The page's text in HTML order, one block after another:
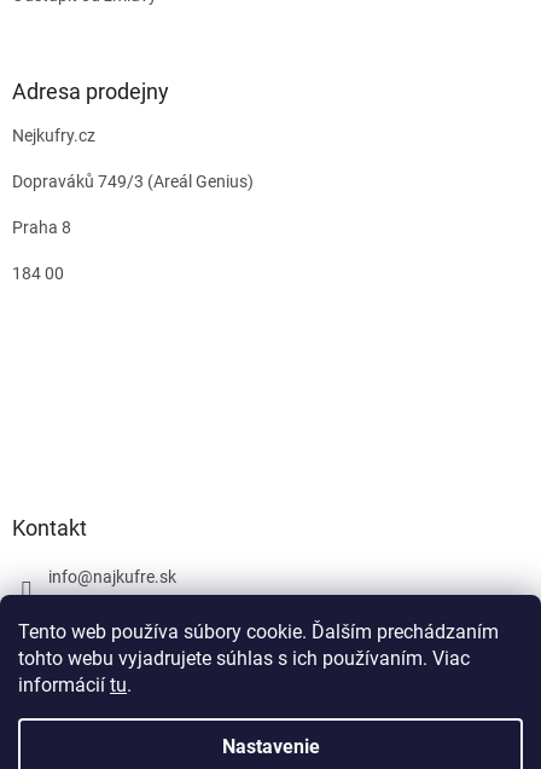
Tento web používa súbory cookie. Ďalším prechádzaním
tohto webu vyjadrujete súhlas s ich používaním. Viac
informácií tu.
Nastavenie
Adresa prodejny
Nejkufry.cz
Dopraváků 749/3 (Areál Genius)
Praha 8
184 00
Kontakt
info@najkufre.sk
Facebook
Vytvoril Shoptet